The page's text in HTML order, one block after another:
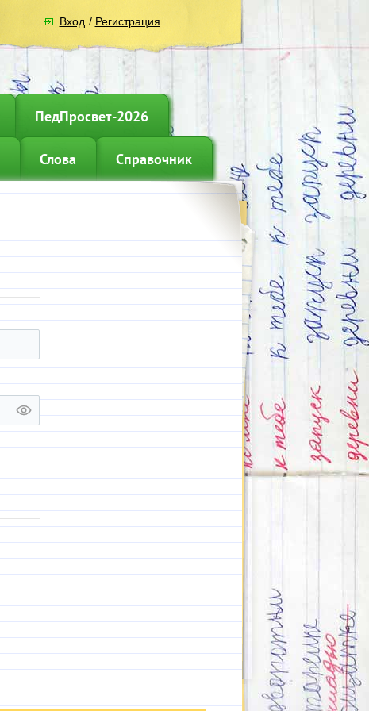
Вход / Регистрация
ПедПросвет-2026
Слова Справочник